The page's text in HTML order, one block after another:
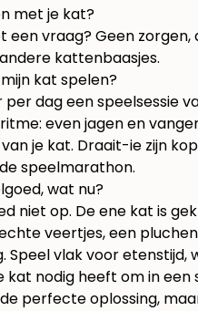
met je kat?
een vraag? Geen
kattenbaasjes.
kat spelen?
dag een speelsessie
even jagen en
je kat. Draait-ie zijn
speelmarathon.
wat nu?
niet op. De ene kat is
veertjes, een
Speel vlak voor
nodig heeft om in een
perfecte oplossing,